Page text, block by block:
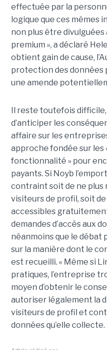
effectuée par la
logique que ces mêmes
non plus être
premium », a déclaré
obtient gain de cause,
protection des
une amende
Il reste toutefois
d’anticiper les
affaire sur les
approche fondée sur les
fonctionnalité » pour
payants. Si Noyb
contraint soit de ne plus
visiteurs de profil, soit
accessibles
demandes d’accès aux
néanmoins que le
sur la manière dont le
est recueilli. « Même si
pratiques, l’entreprise
moyen d’obtenir le
autoriser légalement la
visiteurs de profil et
données qu’elle collecte.